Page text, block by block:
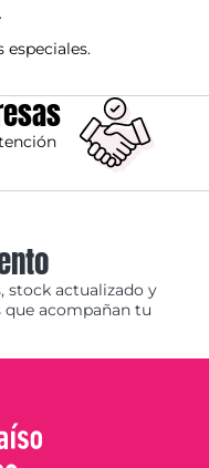
especiales.
stock actualizado y
acompañan tu